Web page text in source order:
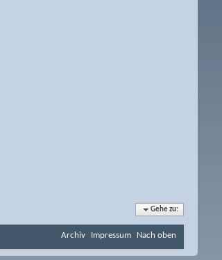
Gehe zu:
Archiv Impressum Nach oben